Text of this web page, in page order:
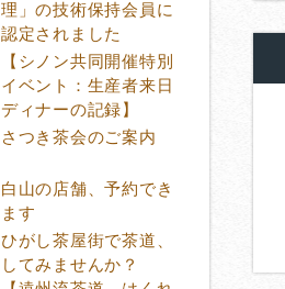
理」の技術保持会員に
認定されました
【シノン共同開催特別
イベント：生産者来日
ディナーの記録】
さつき茶会のご案内
白山の店舗、予約でき
ます
ひがし茶屋街で茶道、
してみませんか？